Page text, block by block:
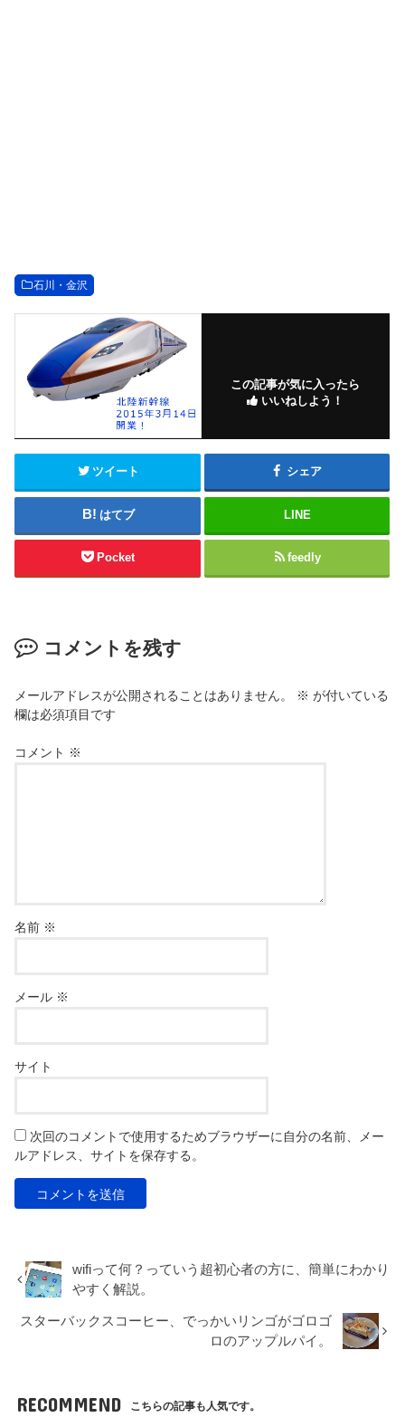
石川・金沢
この記事が気に入ったら
いいねしよう！
ツイート シェア
はてブ LINE
Pocket feedly
コメントを残す
メールアドレスが公開されることはありません。 ※ が付いている
欄は必須項目です
コメント ※
名前 ※
メール ※
サイト
次回のコメントで使用するためブラウザーに自分の名前、メー
ルアドレス、サイトを保存する。
wifiって何？っていう超初心者の方に、簡単にわかり
やすく解説。
スターバックスコーヒー、でっかいリンゴがゴロゴ
ロのアップルパイ。
RECOMMEND こちらの記事も人気です。